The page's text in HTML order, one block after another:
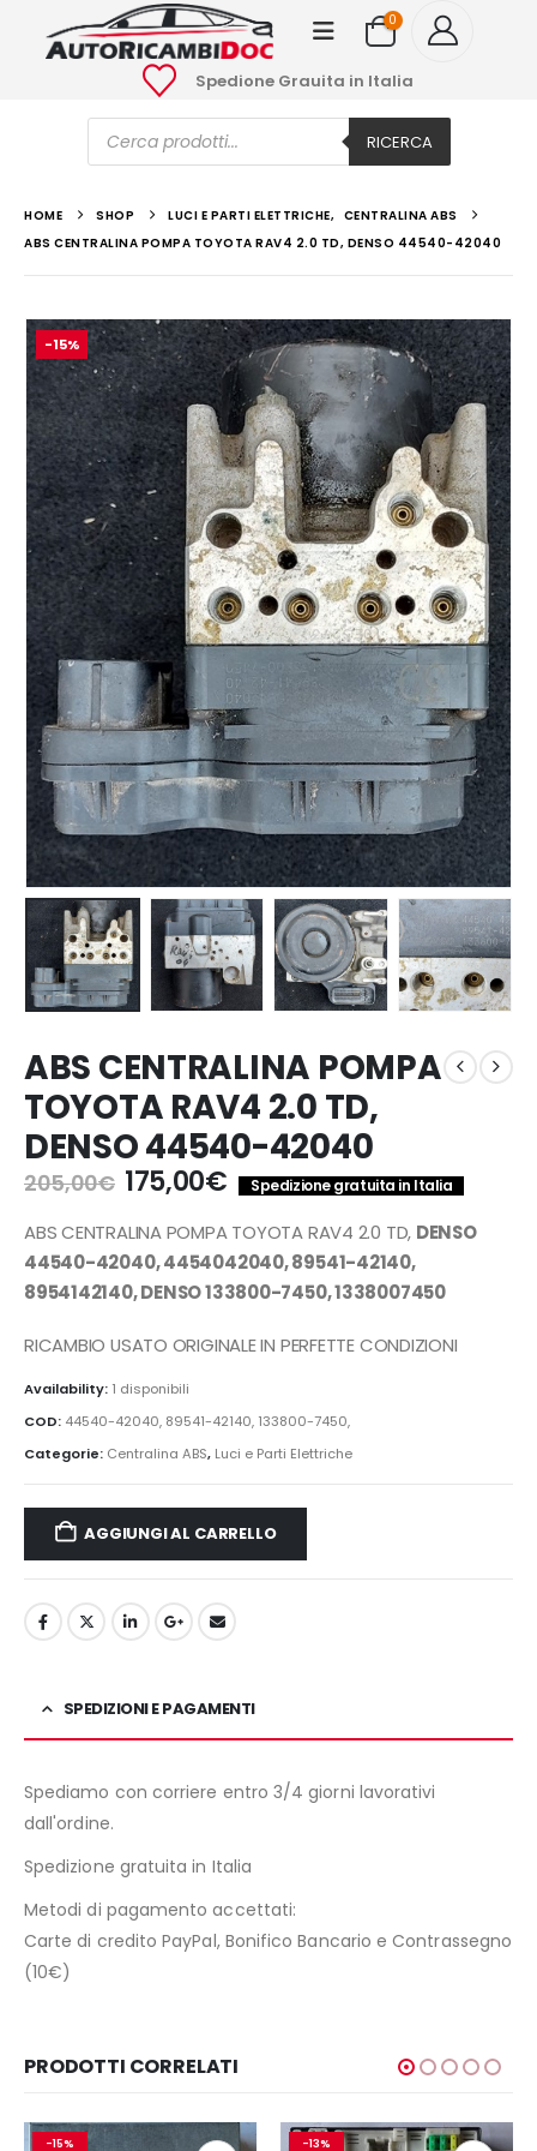
0
Spedione Grauita in Italia
Ricerca
prodotti RICERCA
HOME SHOP LUCI E PARTI ELETTRICHE, CENTRALINA ABS
ABS CENTRALINA POMPA TOYOTA RAV4 2.0 TD, DENSO 44540-42040
-15%
ABS CENTRALINA POMPA
TOYOTA RAV4 2.0 TD,
DENSO 44540-42040
205,00€ Il
prezzo
originale
era:
205,00€.
175,00€Il
prezzo
attuale
è:
175,00€.
Spedizione gratuita in Italia
ABS CENTRALINA POMPA TOYOTA RAV4 2.0 TD, DENSO
44540-42040, 4454042040, 89541-42140,
8954142140, DENSO 133800-7450, 1338007450
RICAMBIO USATO ORIGINALE IN PERFETTE CONDIZIONI
Availability: 1 disponibili
COD: 44540-42040, 89541-42140, 133800-7450,
Categorie: Centralina ABS, Luci e Parti Elettriche
AGGIUNGI AL CARRELLO
SPEDIZIONI E PAGAMENTI
Spediamo con corriere entro 3/4 giorni lavorativi
dall'ordine.
Spedizione gratuita in Italia
Metodi di pagamento accettati:
Carte di credito PayPal, Bonifico Bancario e Contrassegno
(10€)
PRODOTTI CORRELATI
-13% -21%